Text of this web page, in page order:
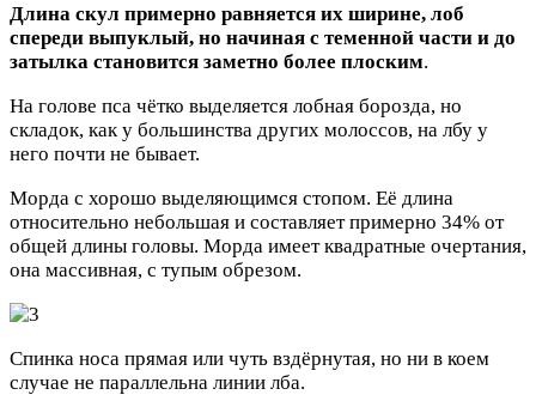
Длина скул примерно равняется их ширине, лоб
спереди выпуклый, но начиная с теменной части и до
затылка становится заметно более плоским.
На голове пса чётко выделяется лобная борозда, но
складок, как у большинства других молоссов, на лбу у
него почти не бывает.
Морда с хорошо выделяющимся стопом. Её длина
относительно небольшая и составляет примерно 34% от
общей длины головы. Морда имеет квадратные очертания,
она массивная, с тупым обрезом.
Спинка носа прямая или чуть вздёрнутая, но ни в коем
случае не параллельна линии лба.